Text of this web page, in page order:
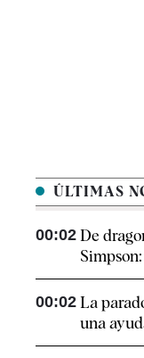
ÚLTIMAS
00:02 De
00:02 La
una